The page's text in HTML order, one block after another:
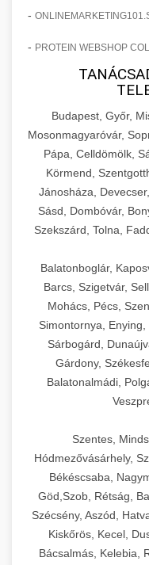
-
- PROTEIN WEBSHOP
Budapest, Győr,
Mosonmagyaróvár,
Pápa, Celldömölk,
Körmend,
Jánosháza,
Sásd, Dombóvár,
Szekszárd, Tolna,
Balatonboglár,
Barcs, Szigetvár,
Mohács, Pécs,
Simontornya,
Sárbogárd,
Gárdony,
Balatonalmádi,
Szentes,
Hódmezővásárhely,
Békéscsaba,
Göd,Szob, Rétság,
Szécsény, Aszód,
Kiskőrös, Kecel,
Bácsalmás, Kelebia,